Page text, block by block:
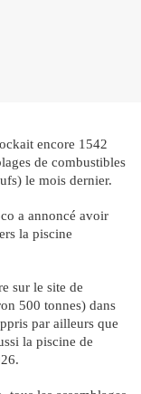
encore 1542
de combustibles
le mois dernier.
a annoncé avoir
la piscine
sur le site de
500 tonnes) dans
par ailleurs que
la piscine de